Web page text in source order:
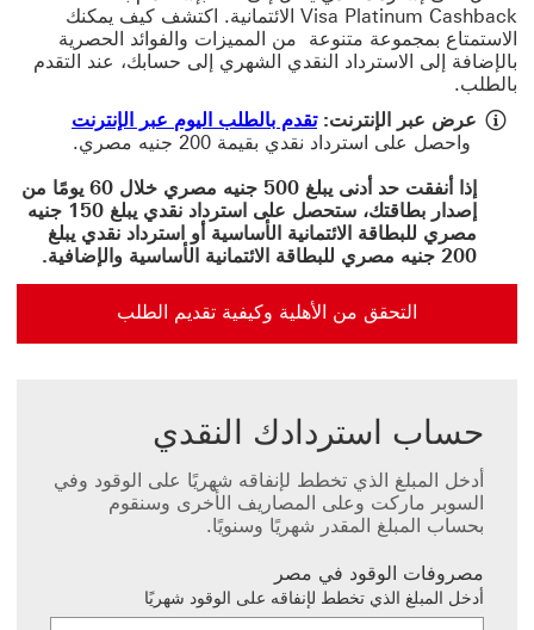
Visa Platinum Cashback الائتمانية. اكتشف كيف يمكنك
الاستمتاع بمجموعة متنوعة ‏‎ ‎‏من المميزات والفوائد الحصرية
بالإضافة إلى الاسترداد النقدي الشهري إلى حسابك، عند التقدم
بالطلب.
عرض عبر الإنترنت:
إذا أنفقت حد أدنى يبلغ 500 جنيه مصري خلال 60 يومًا من
إصدار بطاقتك، ستحصل على استرداد نقدي يبلغ 150 جنيه
مصري للبطاقة الائتمانية الأساسية أو استرداد نقدي يبلغ
200 جنيه مصري للبطاقة الائتمانية الأساسية والإضافية.
التحقق من الأهلية وكيفية تقديم الطلب
التحقق من الأهلية وكيفية تقديم الطلب للحصول على بطاقة Platinum Visa الائتمانية
حساب استردادك النقدي
أدخل المبلغ الذي تخطط لإنفاقه شهريًا على الوقود وفي
السوبر ماركت وعلى المصاريف الأخرى وسنقوم
بحساب المبلغ المقدر شهريًا وسنويًا.
مصروفات الوقود في مصر
أدخل المبلغ الذي تخطط لإنفاقه على الوقود شهريًا